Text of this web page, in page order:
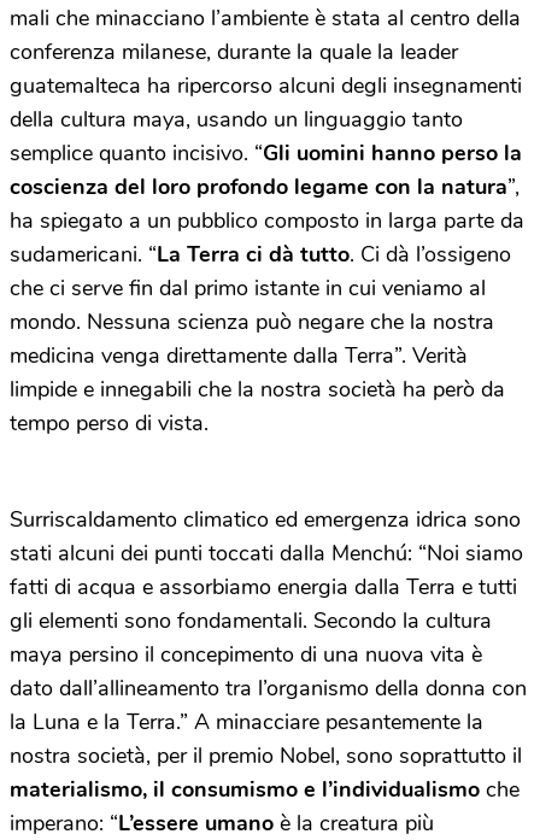
mali che minacciano l’ambiente è stata al centro della
conferenza milanese, durante la quale la leader
guatemalteca ha ripercorso alcuni degli insegnamenti
della cultura maya, usando un linguaggio tanto
semplice quanto incisivo. “Gli uomini hanno perso la
coscienza del loro profondo legame con la natura”,
ha spiegato a un pubblico composto in larga parte da
sudamericani. “La Terra ci dà tutto. Ci dà l’ossigeno
che ci serve fin dal primo istante in cui veniamo al
mondo. Nessuna scienza può negare che la nostra
medicina venga direttamente dalla Terra”. Verità
limpide e innegabili che la nostra società ha però da
tempo perso di vista.
Surriscaldamento climatico ed emergenza idrica sono
stati alcuni dei punti toccati dalla Menchú: “Noi siamo
fatti di acqua e assorbiamo energia dalla Terra e tutti
gli elementi sono fondamentali. Secondo la cultura
maya persino il concepimento di una nuova vita è
dato dall’allineamento tra l’organismo della donna con
la Luna e la Terra.” A minacciare pesantemente la
nostra società, per il premio Nobel, sono soprattutto il
materialismo, il consumismo e l’individualismo che
imperano: “L’essere umano è la creatura più